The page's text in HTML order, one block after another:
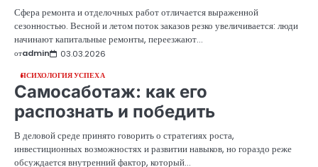
Сфера ремонта и отделочных работ отличается выраженной
сезонностью. Весной и летом поток заказов резко увеличивается: люди
начинают капитальные ремонты, переезжают…
отadmin 03.03.2026
ПСИХОЛОГИЯ УСПЕХА
Самосаботаж: как его
распознать и победить
В деловой среде принято говорить о стратегиях роста,
инвестиционных возможностях и развитии навыков, но гораздо реже
обсуждается внутренний фактор, который…